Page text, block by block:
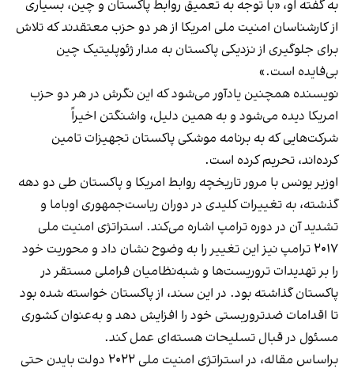
به گفته او، «با توجه به تعمیق روابط پاکستان و چین، بسیاری
از کارشناسان امنیت ملی امریکا از هر دو حزب معتقدند که تلاش
برای جلوگیری از نزدیکی پاکستان به مدار ژئوپلیتیک چین
بی‌فایده است.»
نویسنده همچنین یادآور می‌شود که این نگرش در هر دو حزب
امریکا دیده می‌شود و به همین دلیل، واشنگتن اخیراً
شرکت‌هایی که به برنامه موشکی پاکستان تجهیزات تامین
کرده‌اند، تحریم کرده است.
اوزیر یونس با مرور تاریخچه روابط امریکا و پاکستان طی دو دهه
گذشته، به تغییرات کلیدی در دوران ریاست‌جمهوری اوباما و
تشدید آن در دوره ترامپ اشاره می‌کند. استراتژی امنیت ملی
۲۰۱۷ ترامپ نیز این تغییر را به وضوح نشان داد و محوریت خود
را بر تهدیدات تروریست‌ها و شبه‌نظامیان فراملی مستقر در
پاکستان گذاشته بود. در این سند، از پاکستان خواسته شده بود
تا اقدامات ضدتروریستی خود را افزایش دهد و به‌عنوان کشوری
مسئول در قبال تسلیحات هسته‌ای عمل کند.
براساس مقاله، در استراتژی امنیت ملی ۲۰۲۲ دولت بایدن حتی